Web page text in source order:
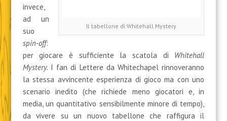
Il tabellone di Whitehall Mystery
invece,
ad un
suo
spin-off:
per giocare è sufficiente la scatola di Whitehall
Mystery. I fan di Lettere da Whitechapel rinnoveranno
la stessa avvincente esperienza di gioco ma con uno
scenario inedito (che richiede meno giocatori e, in
media, un quantitativo sensibilmente minore di tempo),
da vivere su un nuovo tabellone che raffigura il